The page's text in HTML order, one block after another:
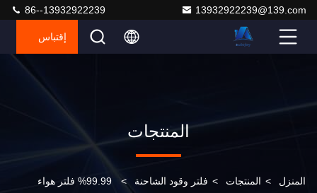
13932922239@139.com
86--13932922239
إقتباس
المنتجات
المنزل > المنتجات > فلتر وقود الشاحنة > 99.99% فلتر هواء